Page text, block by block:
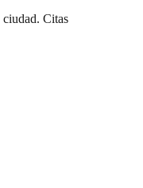
Citas